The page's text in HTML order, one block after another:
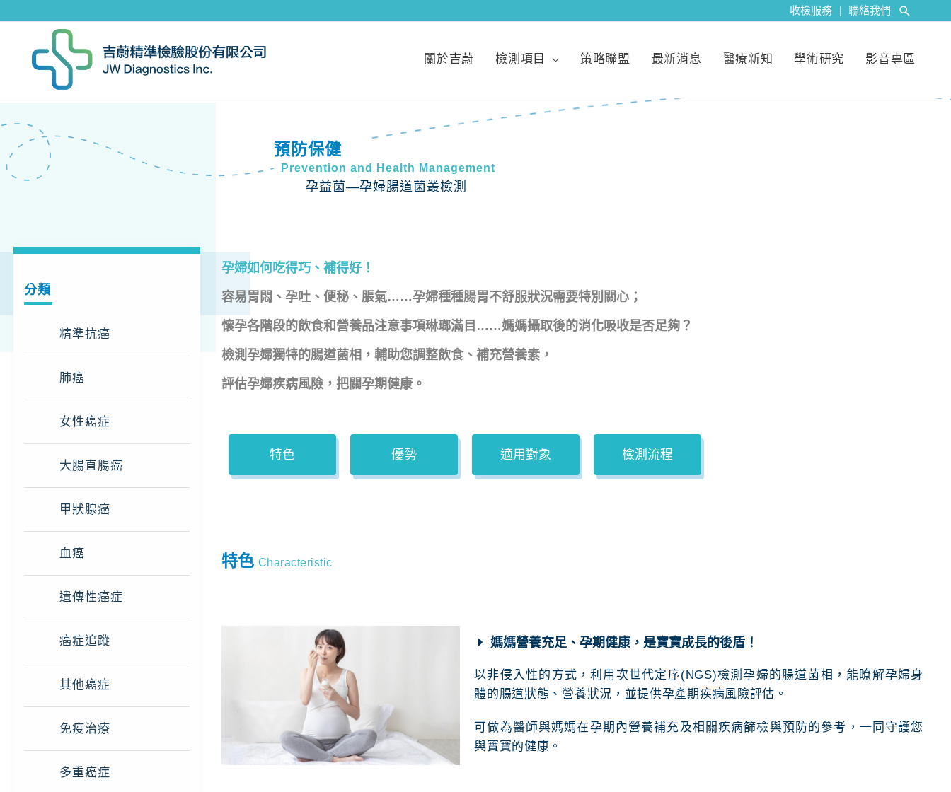
收檢服務 | 聯絡我們
關於吉蔚 檢測項目 策略聯盟 最新消息 醫療新知 學術研究 影音專區
預防保健
Prevention and Health Management
孕益菌—孕婦腸道菌叢檢測
分類
精準抗癌
肺癌
女性癌症
大腸直腸癌
甲狀腺癌
血癌
遺傳性癌症
癌症追蹤
其他癌症
免疫治療
多重癌症
孕婦如何吃得巧、補得好！
容易胃悶、孕吐、便秘、脹氣……孕婦種種腸胃不舒服狀況需要特別關心；
懷孕各階段的飲食和營養品注意事項琳瑯滿目……媽媽攝取後的消化吸收是否足夠？
檢測孕婦獨特的腸道菌相，輔助您調整飲食、補充營養素，
評估孕婦疾病風險，把關孕期健康。
特色 優勢 適用對象 檢測流程
特色 Characteristic
媽媽營養充足、孕期健康，是寶寶成長的後盾！
以非侵入性的方式，利用次世代定序(NGS)檢測孕婦的腸道菌相，能瞭解孕婦身
體的腸道狀態、營養狀況，並提供孕產期疾病風險評估。
可做為醫師與媽媽在孕期內營養補充及相關疾病篩檢與預防的參考，一同守護您
與寶寶的健康。